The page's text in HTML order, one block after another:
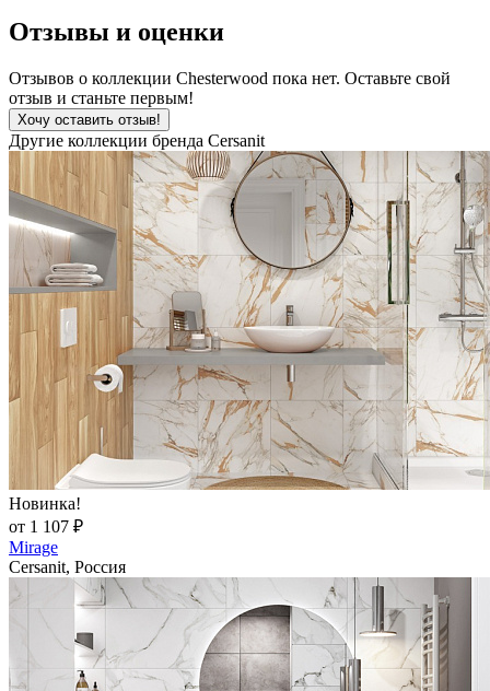
Отзывы и оценки
Отзывов о коллекции Chesterwood пока нет. Оставьте свой
отзыв и станьте первым!
Хочу оставить отзыв!
Другие коллекции бренда Cersanit
Новинка!
от 1 107 ₽
Mirage
Cersanit, Россия